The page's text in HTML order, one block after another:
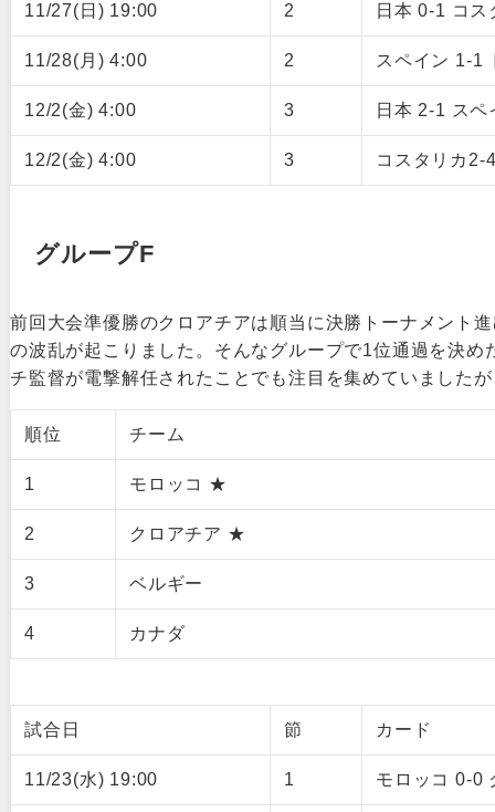
11/27(日) 19:00 2 日本 0-1 コス
11/28(月) 4:00 2 スペイン 1-1
12/2(金) 4:00 3 日本 2-1 スペ
12/2(金) 4:00 3 コスタリカ2-
グループF
前回大会準優勝のクロアチアは順当に決勝トーナメント
の波乱が起こりました。そんなグループで1位通過を決
チ監督が電撃解任されたことでも注目を集めていました
順位 チーム
1 モロッコ ★
2 クロアチア ★
3 ベルギー
4 カナダ
試合日 節 カード
11/23(水) 19:00 1 モロッコ 0-0